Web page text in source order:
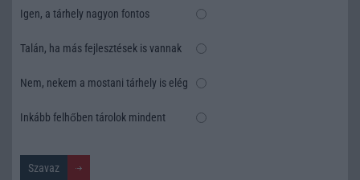
Igen, a tárhely nagyon fontos
Talán, ha más fejlesztések is vannak
Nem, nekem a mostani tárhely is elég
Inkább felhőben tárolok mindent